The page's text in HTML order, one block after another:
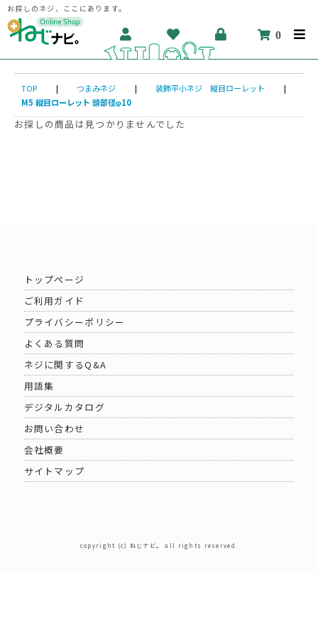
お探しのネジ、ここにあります。
0
TOP | つまみネジ | 装飾平小ネジ 縦目ローレット
|
M5 縦目ローレット 頭部径φ10
お探しの商品は見つかりませんでした
トップページ
ご利用ガイド
プライバシーポリシー
よくある質問
ネジに関するQ&A
用語集
デジタルカタログ
お問い合わせ
会社概要
サイトマップ
copyright (c) ねじナビ。 all rights reserved.